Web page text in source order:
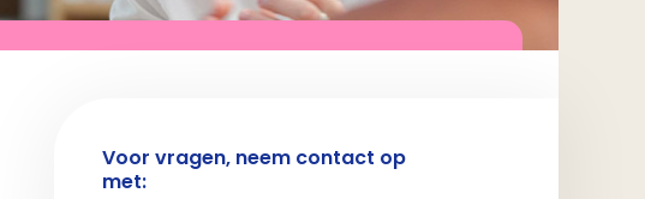
Voor vragen, neem contact op
met: